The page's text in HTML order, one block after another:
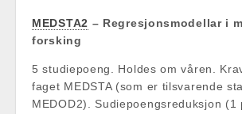
MEDSTA2 – Regresjonsmodellar i
forsking
5 studiepoeng. Holdes om våren.
faget MEDSTA (som er tilsvarende
MEDOD2). Sudiepoengsreduksjon (1